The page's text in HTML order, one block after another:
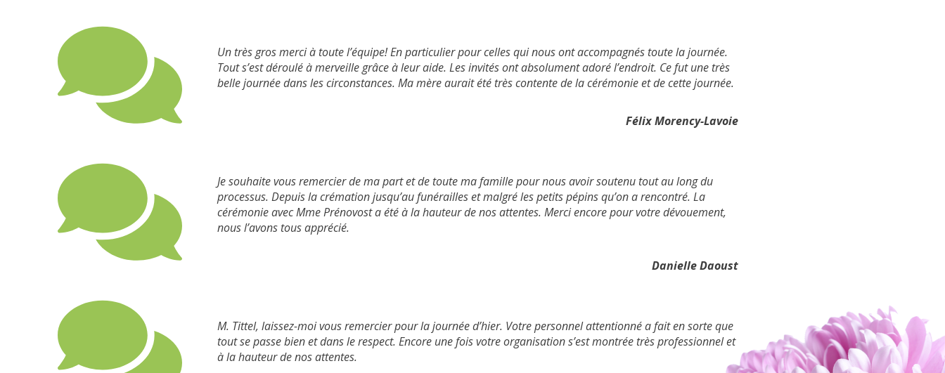
Un très gros merci à toute l’équipe! En particulier pour celles qui nous ont accompagnés toute la journée.
Tout s’est déroulé à merveille grâce à leur aide. Les invités ont absolument adoré l’endroit. Ce fut une très
belle journée dans les circonstances. Ma mère aurait été très contente de la cérémonie et de cette journée.
Félix Morency-Lavoie
Je souhaite vous remercier de ma part et de toute ma famille pour nous avoir soutenu tout au long du
processus. Depuis la crémation jusqu’au funérailles et malgré les petits pépins qu’on a rencontré. La
cérémonie avec Mme Prénovost a été à la hauteur de nos attentes. Merci encore pour votre dévouement,
nous l’avons tous apprécié.
Danielle Daoust
M. Tittel, laissez-moi vous remercier pour la journée d’hier. Votre personnel attentionné a fait en sorte que
tout se passe bien et dans le respect. Encore une fois votre organisation s’est montrée très professionnel et
à la hauteur de nos attentes.